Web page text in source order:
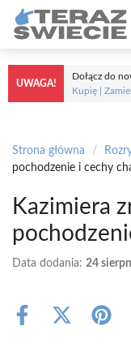
Przejdź
treści
UWAGA!
Dołącz do
Kupię |
Strona główna /
pochodzenie i cechy
Kazimiera
Data dodania: 24
Share
Share